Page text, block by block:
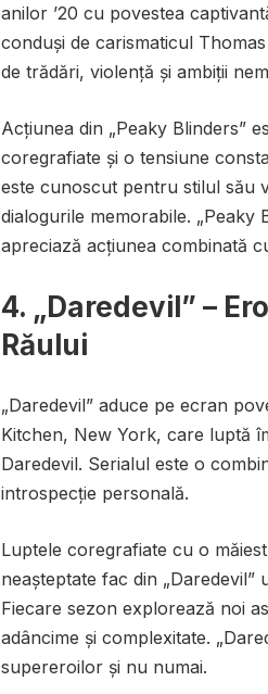
anilor ’20 cu povestea
conduși de carismaticul
de trădări, violență și ambiții
Acțiunea din „Peaky Blinders”
coregrafiate și o tensiune
este cunoscut pentru stilul său
dialogurile memorabile. „Peaky
apreciază acțiunea combinată
4. „Daredevil” –
Răului
„Daredevil” aduce pe ecran
Kitchen, New York, care luptă
Daredevil. Serialul este o
introspecție personală.
Luptele coregrafiate cu o
neașteptate fac din
Fiecare sezon explorează noi
adâncime și complexitate.
supereroilor și nu numai.